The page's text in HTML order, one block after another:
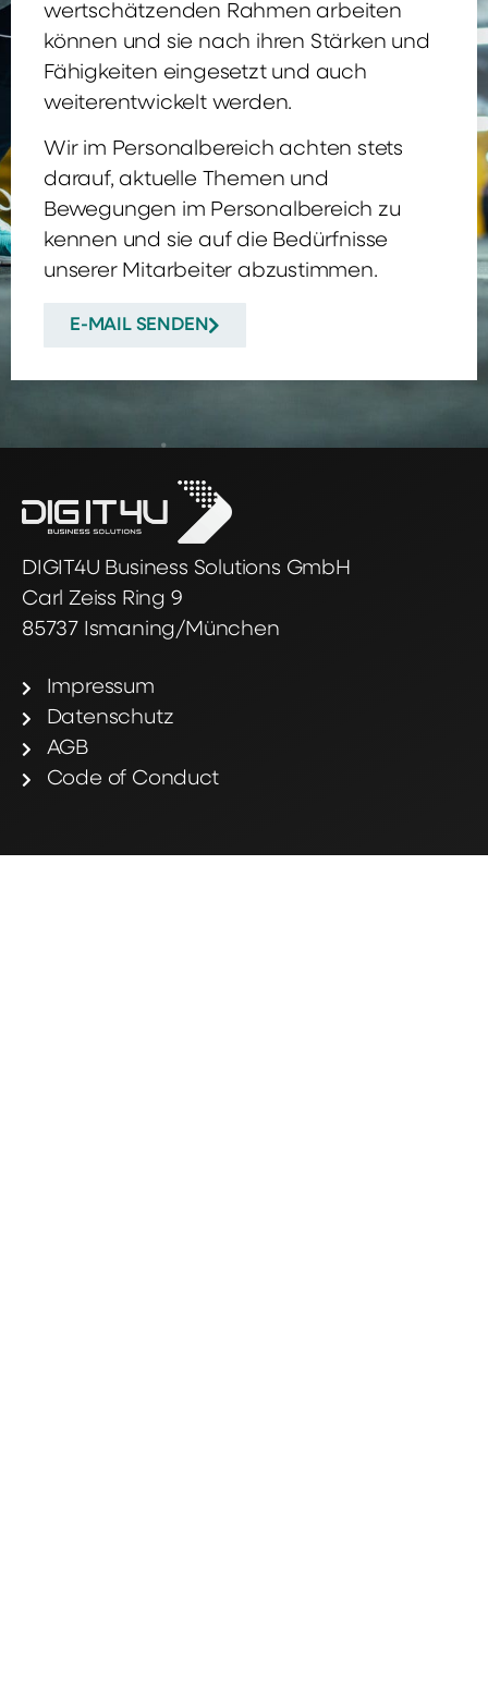
wertschätzenden Rahmen arbeiten
können und sie nach ihren Stärken und
Fähigkeiten eingesetzt und auch
weiterentwickelt werden.
Wir im Personalbereich achten stets
darauf, aktuelle Themen und
Bewegungen im Personalbereich zu
kennen und sie auf die Bedürfnisse
unserer Mitarbeiter abzustimmen.
E-MAIL SENDEN
DIGIT4U Business Solutions GmbH
Carl Zeiss Ring 9
85737 Ismaning/München
Impressum
Datenschutz
AGB
Code of Conduct